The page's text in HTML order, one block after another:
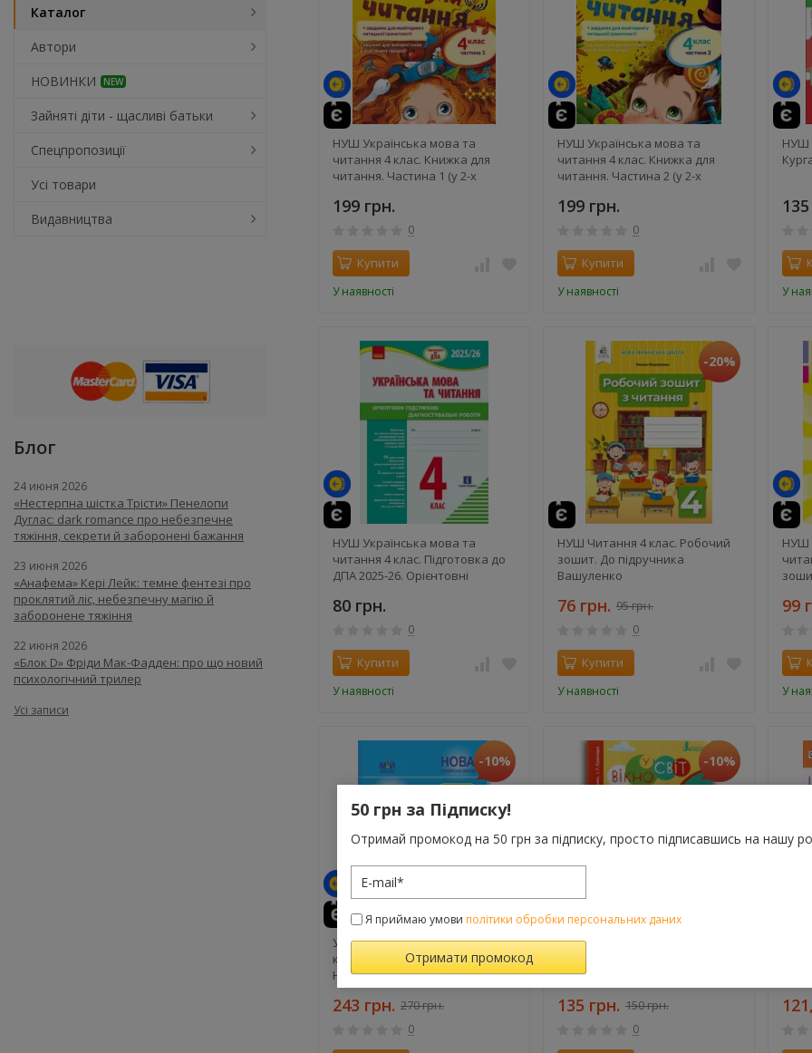
НУШ Українська мова та
читання 4 клас. Книжка для
читання. Частина 1 (у 2-х
моніторингу читацької
грамотності – Большакова І.О.,
Хворостяний І.Г.
199 грн.
0
Купити
У наявності
НУШ Українська мова та
читання 4 клас. Книжка для
читання. Частина 2 (у 2-х
моніторингу читацької
грамотності – Большакова І.О.,
Хворостяний І.Г.
199 грн.
0
Купити
У наявності
НУШ
У
НУШ Українська мова та
читання 4 клас. Підготовка до
ДПА 2025-26. Орієнтовні
роботи. Шевченко К.М.
80 грн.
0
Купити
У наявності
-20%
НУШ Читання 4 клас. Робочий
зошит. До підручника
Вашуленко
76 грн. 95 грн.
0
Купити
У наявності
НУШ
99
У
-10%
Українська мова та читання 4
клас. Мій конспект. Кравцова
Н. М., Придаток О. Д. Частина 2
243 грн. 270 грн.
0
-10%
НУШ Читання 4 клас. Читанка.
Вікно у світ. Новий правопис
135 грн. 150 грн.
0
+
Каталог
Автори
НОВИНКИ
NEW
Зайняті діти - щасливі батьки
Спецпропозиції
Усі товари
Видавництва
Блог
24 июня 2026
«Нестерпна шістка Трісти» Пенелопи
Дуглас: dark romance про небезпечне
тяжіння, секрети й заборонені бажання
23 июня 2026
«Анафема» Кері Лейк: темне фентезі про
проклятий ліс, небезпечну магію й
заборонене тяжіння
22 июня 2026
«Блок D» Фріди Мак-Фадден: про що новий
психологічний трилер
Усі записи
50 грн за Підписку!
Отримай промокод на 50 грн за підписку, просто підписавшись на нашу
Я приймаю умови політики обробки персональних даних